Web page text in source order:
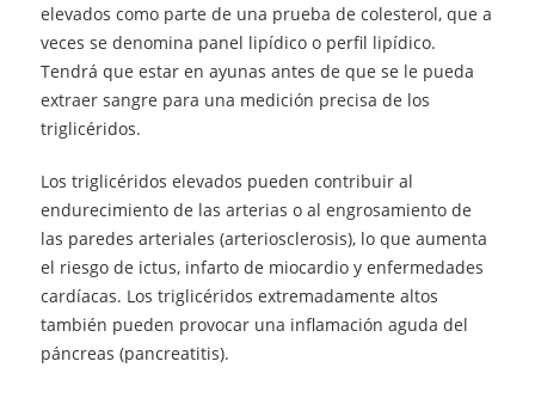
elevados como parte de una prueba de colesterol, que a
veces se denomina panel lipídico o perfil lipídico.
Tendrá que estar en ayunas antes de que se le pueda
extraer sangre para una medición precisa de los
triglicéridos.
Los triglicéridos elevados pueden contribuir al
endurecimiento de las arterias o al engrosamiento de
las paredes arteriales (arteriosclerosis), lo que aumenta
el riesgo de ictus, infarto de miocardio y enfermedades
cardíacas. Los triglicéridos extremadamente altos
también pueden provocar una inflamación aguda del
páncreas (pancreatitis).